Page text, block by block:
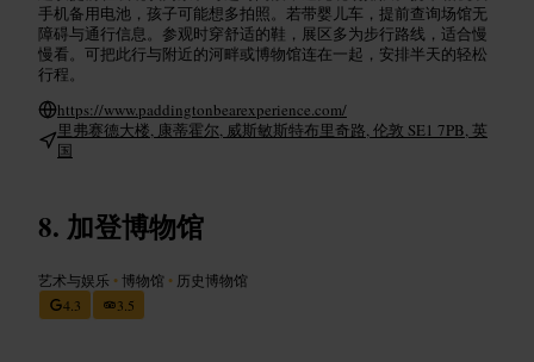
手机备用电池，孩子可能想多拍照。若带婴儿车，提前查询场馆无
障碍与通行信息。参观时穿舒适的鞋，展区多为步行路线，适合慢
慢看。可把此行与附近的河畔或博物馆连在一起，安排半天的轻松
行程。
https://www.paddingtonbearexperience.com/
里弗赛德大楼, 康蒂霍尔, 威斯敏斯特布里奇路, 伦敦 SE1 7PB, 英
国
加登博物馆
艺术与娱乐 •博物馆 • 历史博物馆
4.3
3.5